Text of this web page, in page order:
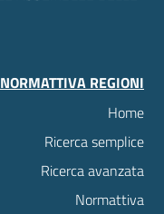
NORMATTIVA REGIONI
Home
Ricerca semplice
Ricerca avanzata
Normattiva